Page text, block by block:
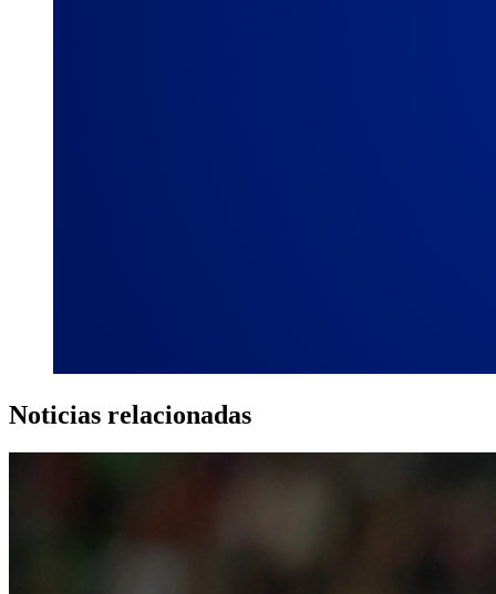
Noticias relacionadas